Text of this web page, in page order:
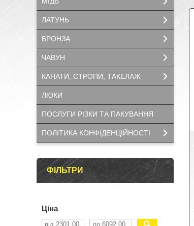
ЛАТУНЬ
БРОНЗА
ЧАВУН
КАНАТИ, СТРОПИ, ТАКЕЛАЖ
ЛЮКИ
ПОСЛУГИ РІЗКИ ТА ПАКУВАННЯ
ПОЛІТИКА КОНФІДЕНЦІЙНОСТІ
ФІЛЬТРИ
Ціна